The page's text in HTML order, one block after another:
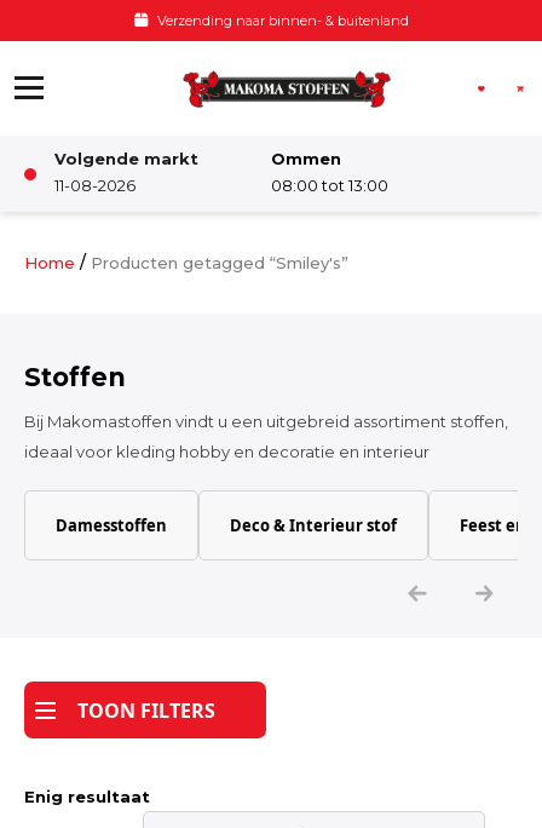
Verzending naar binnen- & buitenland
Volgende markt
11-08-2026
Ommen
08:00 tot 13:00
Damesstoffen
Katoen
Tijdpakker stof
Home / Producten getagged “Smiley's”
Stoffen
Bij Makomastoffen vindt u een uitgebreid assortiment stoffen,
ideaal voor kleding hobby en decoratie en interieur
Damesstoffen Deco & Interieur stof Feest en
TOON FILTERS
Enig resultaat